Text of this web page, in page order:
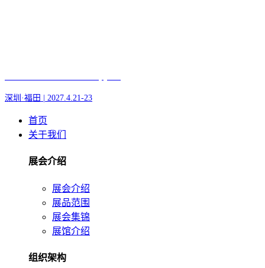
深圳·福田 | 2027.4.21-23
首页
关于我们
展会介绍
展会介绍
展品范围
展会集锦
展馆介绍
组织架构